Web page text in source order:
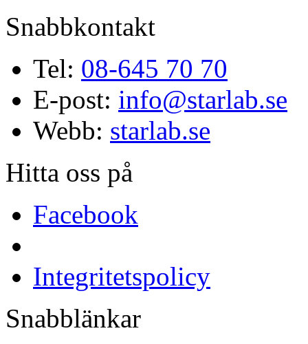
Snabbkontakt
Tel: 08-645 70 70
E-post: info@starlab.se
Webb: starlab.se
Hitta oss på
Facebook
Integritetspolicy
Snabblänkar